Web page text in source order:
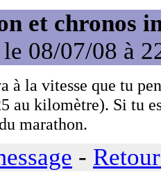
et chronos
08/07/08 à
à la vitesse que tu
au kilomètre). Si tu
marathon.
-